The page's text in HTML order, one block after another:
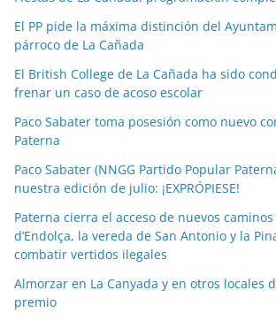
a
s
p
o
r
m
s
s
El PP pide la máxima distinción del
párroco de La Cañada
El British College de La Cañada ha sido
frenar un caso de acoso escolar
Paco Sabater toma posesión como nuevo
Paterna
Paco Sabater (NNGG Partido Popular
nuestra edición de julio: ¡EXPRÓPIESE!
Paterna cierra el acceso de nuevos
d’Endolça, la vereda de San Antonio y la
combatir vertidos ilegales
Almorzar en La Canyada y en otros locales
premio